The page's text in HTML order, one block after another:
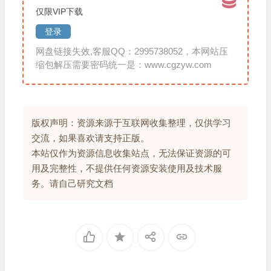
仅限VIP下载
登录
网盘链接失效,客服QQ：2995738052，本网站压
缩包解压需要密码统一是：www.cgzyw.com
版权声明：资源来源于互联网收集整理，仅供学习
交流，如果喜欢请支持正版。
本站仅作为资源信息收集站点，无法保证资源的可
用及完整性，不提供任何资源安装使用及技术服
务。请自己研究文档